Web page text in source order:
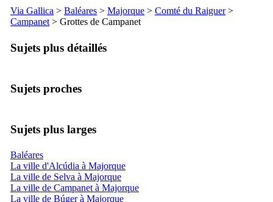
Via Gallica > Baléares > Majorque > Comté du Raiguer>
Campanet > Grottes de Campanet
Sujets plus détaillés
Sujets proches
Sujets plus larges
Baléares
La ville d'Alcúdia à Majorque
La ville de Selva à Majorque
La ville de Campanet à Majorque
La ville de Búger à Majorque